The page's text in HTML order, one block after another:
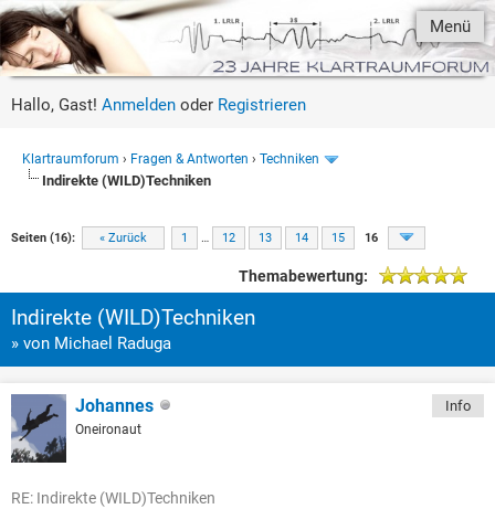
Menü
Hallo, Gast! Anmelden oder Registrieren
Klartraumforum › Fragen & Antworten › Techniken
Indirekte (WILD)Techniken
Seiten (16): « Zurück 1 … 12 13 14 15 16
Themabewertung:
Indirekte (WILD)Techniken
» von Michael Raduga
Johannes
Oneironaut
Info
RE: Indirekte (WILD)Techniken